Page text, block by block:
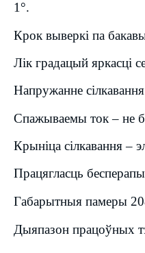
1°.
Крок выверкі па
Лік градацый яркасці
Напружанне
Спажываемы ток – не
Крыніца сілкавання –
Працягласць
Габарытныя памеры
Дыяпазон працоўных